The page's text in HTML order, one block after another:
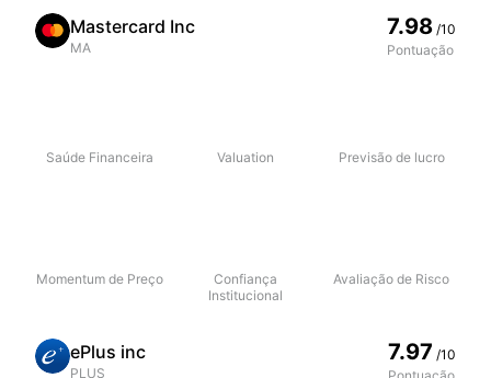
Mastercard Inc
MA
7.98 /10
Pontuação
Saúde Financeira Valuation Previsão de lucro
Momentum de Preço
Confiança
Institucional
Avaliação de Risco
ePlus inc
PLUS
7.97 /10